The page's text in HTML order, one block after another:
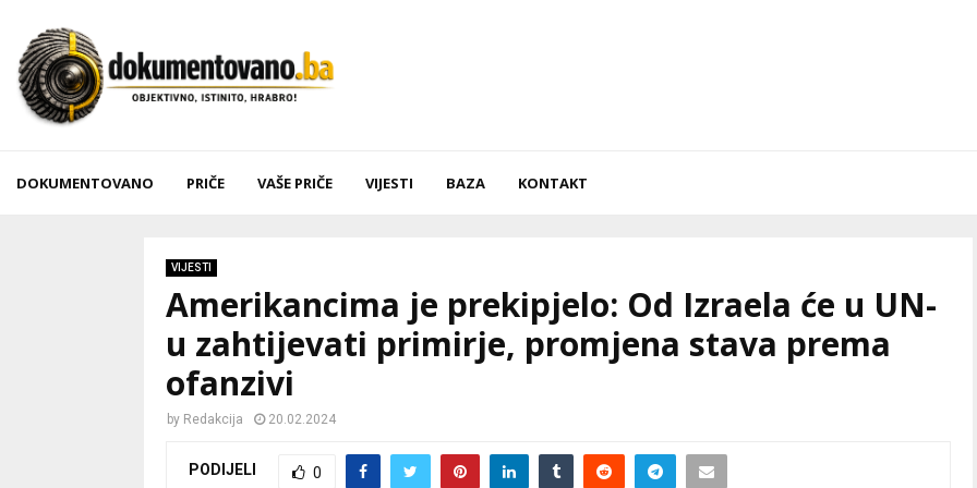
DOKUMENTOVANO PRIČE VAŠE PRIČE VIJESTI BAZA KONTAKT
VIJESTI
Amerikancima je prekipjelo: Od Izraela će u UN-
u zahtijevati primirje, promjena stava prema
ofanzivi
by Redakcija 20.02.2024
PODIJELI 0